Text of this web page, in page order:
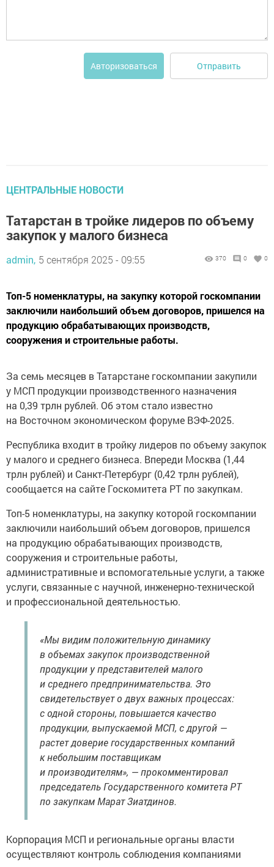
Авторизоваться Отправить
ЦЕНТРАЛЬНЫЕ НОВОСТИ
Татарстан в тройке лидеров по объему
закупок у малого бизнеса
admin, 5 сентября 2025 - 09:55 370 0 0
Топ-5 номенклатуры, на закупку которой госкомпании
заключили наибольший объем договоров, пришелся на
продукцию обрабатывающих производств,
сооружения и строительные работы.
За семь месяцев в Татарстане госкомпании закупили
у МСП продукции производственного назначения
на 0,39 трлн рублей. Об этом стало известно
на Восточном экономическом форуме ВЭФ-2025.
Республика входит в тройку лидеров по объему закупок
у малого и среднего бизнеса. Впереди Москва (1,44
трлн рублей) и Санкт-Петербург (0,42 трлн рублей),
сообщается на сайте Госкомитета РТ по закупкам.
Топ-5 номенклатуры, на закупку которой госкомпании
заключили наибольший объем договоров, пришелся
на продукцию обрабатывающих производств,
сооружения и строительные работы,
административные и вспомогательные услуги, а также
услуги, связанные с научной, инженерно-технической
и профессиональной деятельностью.
«Мы видим положительную динамику
в объемах закупок производственной
продукции у представителей малого
и среднего предпринимательства. Это
свидетельствует о двух важных процессах:
с одной стороны, повышается качество
продукции, выпускаемой МСП, с другой —
растет доверие государственных компаний
к небольшим поставщикам
и производителям», — прокомментировал
председатель Государственного комитета РТ
по закупкам Марат Зиатдинов.
Корпорация МСП и региональные органы власти
осуществляют контроль соблюдения компаниями